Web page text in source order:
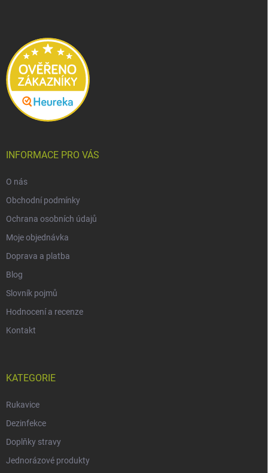
INFORMACE PRO VÁS
O nás
Obchodní podmínky
Ochrana osobních údajů
Moje objednávka
Doprava a platba
Blog
Slovník pojmů
Hodnocení a recenze
Kontakt
KATEGORIE
Rukavice
Dezinfekce
Doplňky stravy
Jednorázové produkty